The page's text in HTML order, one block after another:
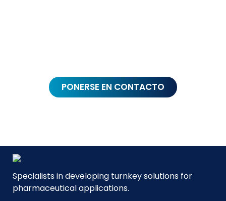
PONERSE EN CONTACTO
Specialists in developing turnkey solutions for
pharmaceutical applications.